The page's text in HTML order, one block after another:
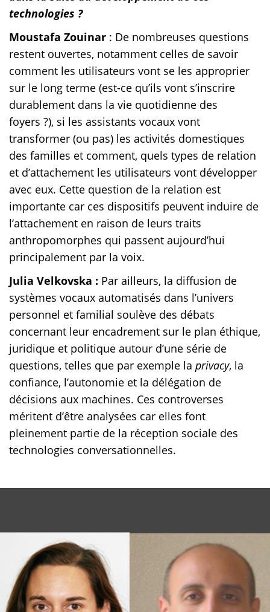
technologies ?
Moustafa Zouinar : De nombreuses questions
restent ouvertes, notamment celles de savoir
comment les utilisateurs vont se les approprier
sur le long terme (est-ce qu’ils vont s’inscrire
durablement dans la vie quotidienne des
foyers ?), si les assistants vocaux vont
transformer (ou pas) les activités domestiques
des familles et comment, quels types de relation
et d’attachement les utilisateurs vont développer
avec eux. Cette question de la relation est
importante car ces dispositifs peuvent induire de
l’attachement en raison de leurs traits
anthropomorphes qui passent aujourd’hui
principalement par la voix.
Julia Velkovska : Par ailleurs, la diffusion de
systèmes vocaux automatisés dans l’univers
personnel et familial soulève des débats
concernant leur encadrement sur le plan éthique,
juridique et politique autour d’une série de
questions, telles que par exemple la privacy, la
confiance, l’autonomie et la délégation de
décisions aux machines. Ces controverses
méritent d’être analysées car elles font
pleinement partie de la réception sociale des
technologies conversationnelles.